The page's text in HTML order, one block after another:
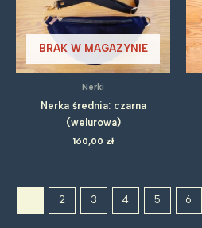
BRAK W MAGAZYNIE
Nerki
Nerka średnia: czarna
(welurowa)
160,00 zł
2 3 4 5 6